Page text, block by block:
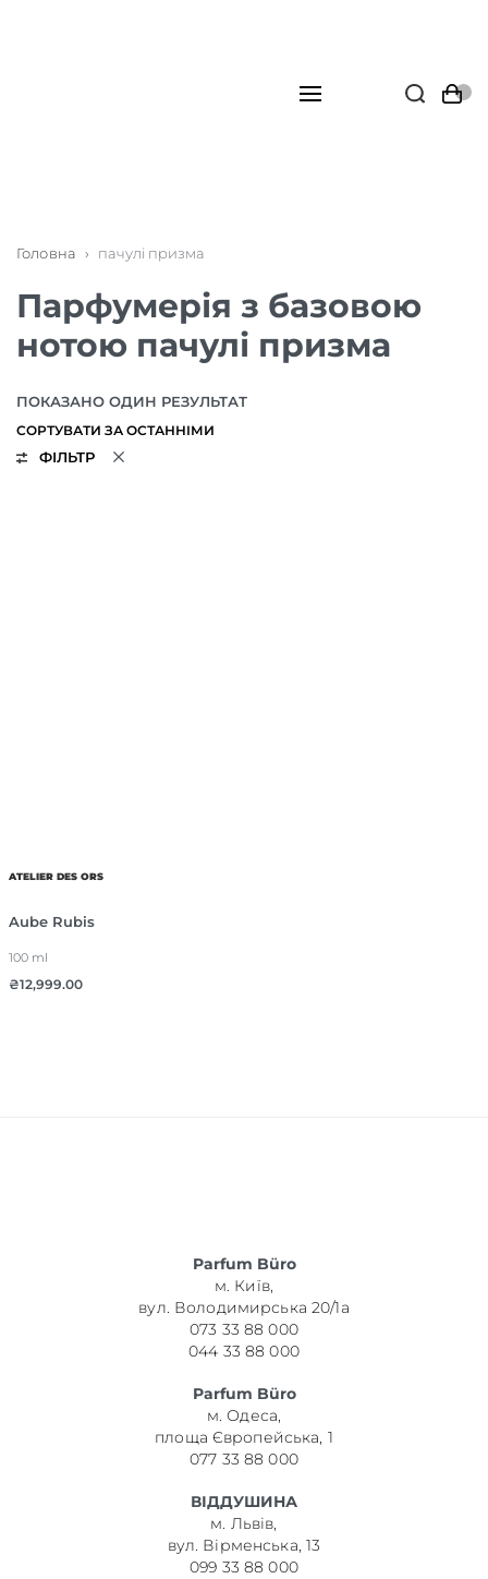
Головна › пачулі призма
Парфумерія з базовою
нотою пачулі призма
ПОКАЗАНО ОДИН РЕЗУЛЬТАТ
ФІЛЬТР
ATELIER DES ORS
Aube Rubis
100 ml
₴12,999.00
Parfum Büro
м. Київ,
вул. Володимирська 20/1а
073 33 88 000
044 33 88 000
Parfum Büro
м. Одеса,
площа Європейська, 1
077 33 88 000
ВІДДУШИНА
м. Львів,
вул. Вірменська, 13
099 33 88 000